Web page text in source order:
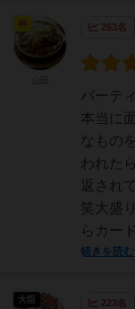
263名
パーテ
本当に
なもの
われた
返され
笑大盛
らカー
続きを読む
223名
大臣